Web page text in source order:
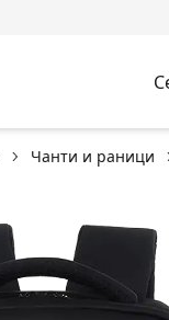
Чанти и раници